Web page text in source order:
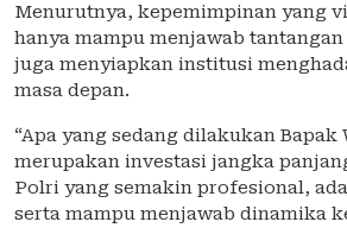
Menurutnya, kepemimpinan yang
hanya mampu menjawab
juga menyiapkan institusi
masa depan.
“Apa yang sedang dilakukan Bapak
merupakan investasi jangka
Polri yang semakin profesional,
serta mampu menjawab dinamika